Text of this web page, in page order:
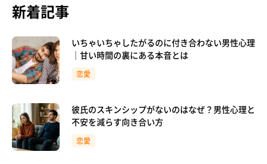
新着記事
いちゃいちゃしたがるのに付き合わない男性心理
｜甘い時間の裏にある本音とは
恋愛
彼氏のスキンシップがないのはなぜ？男性心理と
不安を減らす向き合い方
恋愛